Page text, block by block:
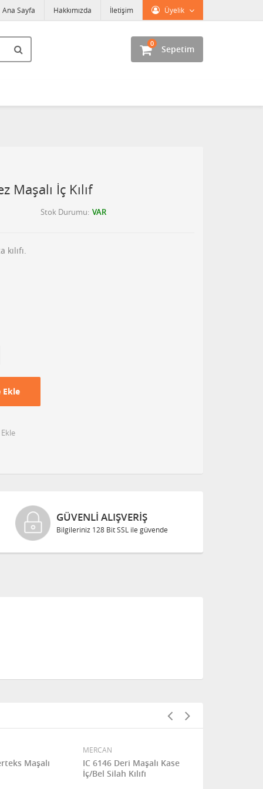
Üyelik
Ana Sayfa Hakkımızda İletişim
Sepetim
0
Maşalı İç Kılıf
Stok Durumu VAR
Ekle
GÜVENLI ALIŞVERIŞ
Bilgileriniz 128 Bit SSL ile güvende
Maşalı
MERCAN
IC 6146 Deri Maşalı Kase
İç/Bel Silah Kılıfı